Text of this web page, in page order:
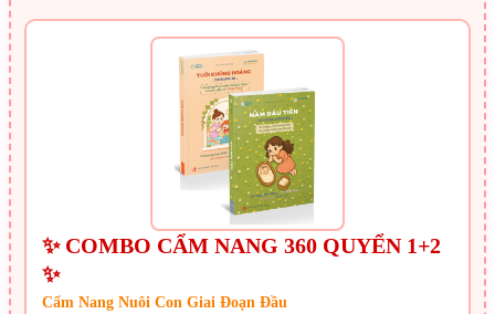
✨ COMBO CẨM NANG 360 QUYỂN 1+2
✨
Cẩm Nang Nuôi Con Giai Đoạn Đầu